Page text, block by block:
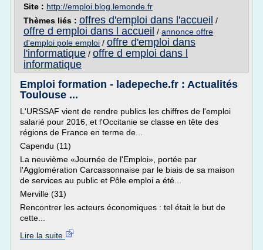
Site : http://emploi.blog.lemonde.fr
Thèmes liés : offres d'emploi dans l'accueil /
offre d emploi dans l accueil / annonce offre
d'emploi pole emploi / offre d'emploi dans
l'informatique / offre d emploi dans l
informatique
Emploi formation - ladepeche.fr : Actualités
Toulouse ...
L'URSSAF vient de rendre publics les chiffres de l'emploi
salarié pour 2016, et l'Occitanie se classe en tête des
régions de France en terme de...
Capendu (11)
La neuvième «Journée de l'Emploi», portée par
l'Agglomération Carcassonnaise par le biais de sa maison
de services au public et Pôle emploi a été...
Merville (31)
Rencontrer les acteurs économiques : tel était le but de
cette...
Lire la suite